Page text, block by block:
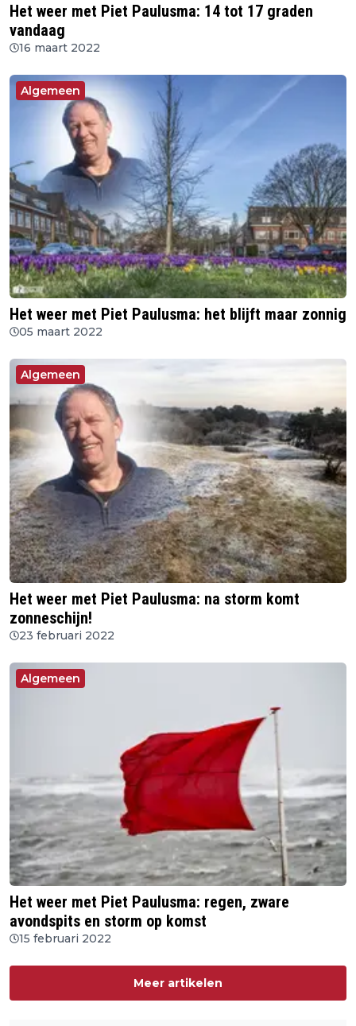
Het weer met Piet Paulusma: 14 tot 17 graden
vandaag
16 maart 2022
Algemeen
Het weer met Piet Paulusma: het blijft maar zonnig
05 maart 2022
Algemeen
Het weer met Piet Paulusma: na storm komt
zonneschijn!
23 februari 2022
Algemeen
Het weer met Piet Paulusma: regen, zware
avondspits en storm op komst
15 februari 2022
Meer artikelen